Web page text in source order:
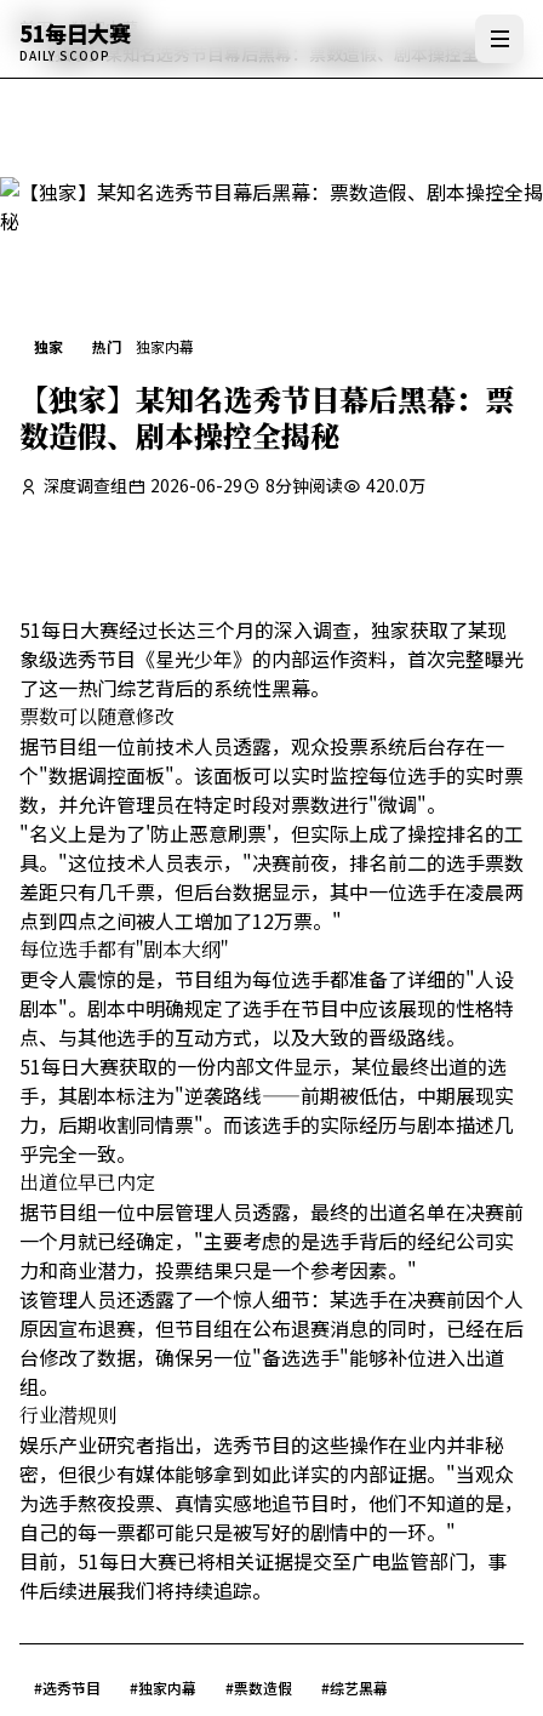
51每日大赛
DAILY SCOOP
首页
独家内幕
【独家】某知名选秀节目幕后黑幕：票数造假、剧本操控全揭秘
独家 热门 独家内幕
【独家】某知名选秀节目幕后黑幕：票
数造假、剧本操控全揭秘
深度调查组 2026-06-29 8分钟阅读 420.0万
51每日大赛经过长达三个月的深入调查，独家获取了某现
象级选秀节目《星光少年》的内部运作资料，首次完整曝光
了这一热门综艺背后的系统性黑幕。
票数可以随意修改
据节目组一位前技术人员透露，观众投票系统后台存在一
个"数据调控面板"。该面板可以实时监控每位选手的实时票
数，并允许管理员在特定时段对票数进行"微调"。
"名义上是为了'防止恶意刷票'，但实际上成了操控排名的工
具。"这位技术人员表示，"决赛前夜，排名前二的选手票数
差距只有几千票，但后台数据显示，其中一位选手在凌晨两
点到四点之间被人工增加了12万票。"
每位选手都有"剧本大纲"
更令人震惊的是，节目组为每位选手都准备了详细的"人设
剧本"。剧本中明确规定了选手在节目中应该展现的性格特
点、与其他选手的互动方式，以及大致的晋级路线。
51每日大赛获取的一份内部文件显示，某位最终出道的选
手，其剧本标注为"逆袭路线——前期被低估，中期展现实
力，后期收割同情票"。而该选手的实际经历与剧本描述几
乎完全一致。
出道位早已内定
据节目组一位中层管理人员透露，最终的出道名单在决赛前
一个月就已经确定，"主要考虑的是选手背后的经纪公司实
力和商业潜力，投票结果只是一个参考因素。"
该管理人员还透露了一个惊人细节：某选手在决赛前因个人
原因宣布退赛，但节目组在公布退赛消息的同时，已经在后
台修改了数据，确保另一位"备选选手"能够补位进入出道
组。
行业潜规则
娱乐产业研究者指出，选秀节目的这些操作在业内并非秘
密，但很少有媒体能够拿到如此详实的内部证据。"当观众
为选手熬夜投票、真情实感地追节目时，他们不知道的是，
自己的每一票都可能只是被写好的剧情中的一环。"
目前，51每日大赛已将相关证据提交至广电监管部门，事
件后续进展我们将持续追踪。
#选秀节目 #独家内幕 #票数造假 #综艺黑幕